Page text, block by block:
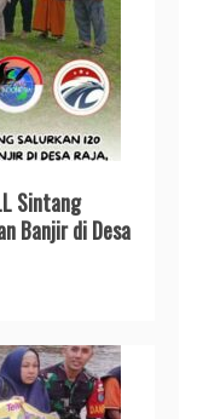
Sintang
Banjir di Desa